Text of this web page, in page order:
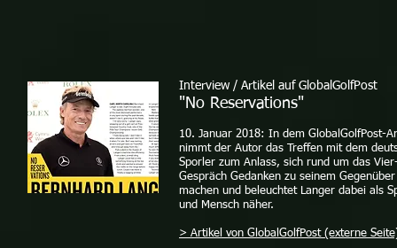
Interview / Artikel auf GlobalGolfPost
"No Reservations"
10. Januar 2018: In dem GlobalGolfPost-
nimmt der Autor das Treffen mit dem
Sporler zum Anlass, sich rund um das
Gespräch Gedanken zu seinem
machen und beleuchtet Langer dabei als
und Mensch näher.
> Artikel von GlobalGolfPost (externe